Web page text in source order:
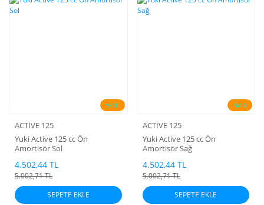
%10
ACTİVE 125
Yuki Active 125 cc Ön
Amortisör Sol
4.502,44 TL
5.002,71 TL
SEPETE EKLE
%10
ACTİVE 125
Yuki Active 125 cc Ön
Amortisör Sağ
4.502,44 TL
5.002,71 TL
SEPETE EKLE